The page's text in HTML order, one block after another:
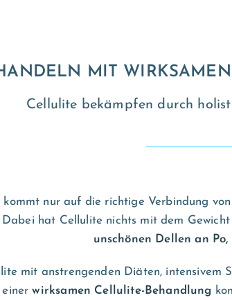
MIT
Cellulite bekämpfen durch
kommt nur auf die richtige Verbindung
hat Cellulite nichts mit dem
unschönen Dellen an
mit anstrengenden Diäten, intensivem
einerwirksamen Cellulite-Behandlung